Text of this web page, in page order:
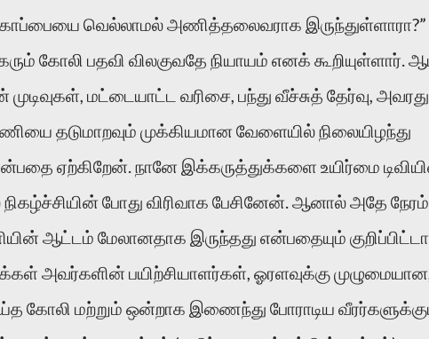
வெல்லாமல் அணித்தலைவராக இருந்துள்ளாரா?”
கோலி பதவி விலகுவதே நியாயம் எனக் கூறியுள்ளார்.
மட்டையாட்ட வரிசை, பந்து வீச்சுத் தேர்வு, அவரது
தடுமாறவும் முக்கியமான வேளையில் நிலையிழந்து
ஏற்கிறேன். நானே இக்கருத்துக்களை உயிர்மை
போது விரிவாக பேசினேன். ஆனால் அதே நேரம்
ஆட்டம் மேலானதாக இருந்தது என்பதையும்
அவர்களின் பயிற்சியாளர்கள், ஓரளவுக்கு
கோலி மற்றும் ஒன்றாக இணைந்து போராடிய